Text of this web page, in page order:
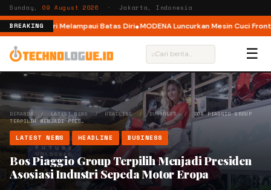
Sunday, 09 August 2026 · Jakarta, Indonesia
BREAKING
Ajak Pelari Melampaui Batas Diri MODENA Luncurkan Mesin Cuci Front
⌕ ☰
BERANDA/ LATEST NEWS/HEADLINE/BUSINESS/ BOS PIAGGIO GROUP
TERPILIH MENJADI PRES…
LATEST NEWS HEADLINE BUSINESS
Bos Piaggio Group Terpilih Menjadi Presiden
Asosiasi Industri Sepeda Motor Eropa